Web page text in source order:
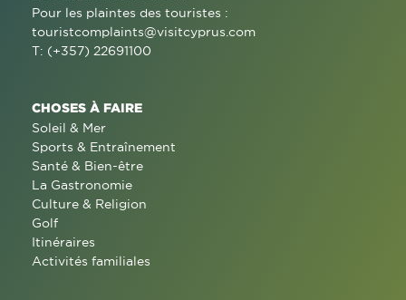
Pour les plaintes des touristes :
touristcomplaints@visitcyprus.com
T: (+357) 22691100
CHOSES À FAIRE
Soleil & Mer
Sports & Entraînement
Santé & Bien-être
La Gastronomie
Culture & Religion
Golf
Itinéraires
Activités familiales